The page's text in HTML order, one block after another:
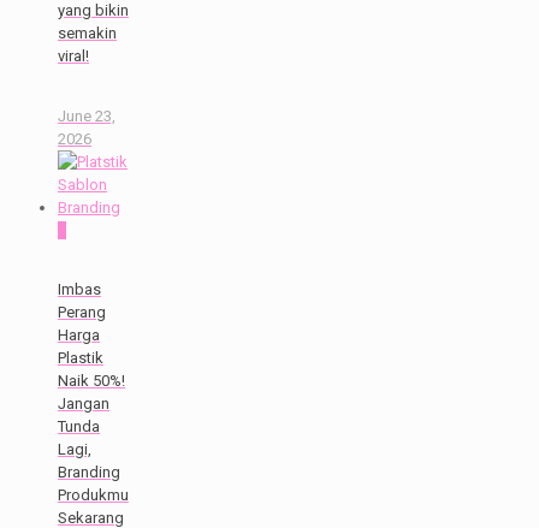
yang bikin
semakin
viral!
June 23,
2026
Imbas
Perang
Harga
Plastik
Naik 50%!
Jangan
Tunda
Lagi,
Branding
Produkmu
Sekarang